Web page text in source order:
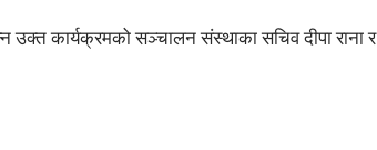
उक्त कार्यक्रमको सञ्चालन संस्थाका सचिव दीपा राना र